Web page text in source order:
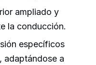
ampliado y
la conducción.
específicos
adaptándose a